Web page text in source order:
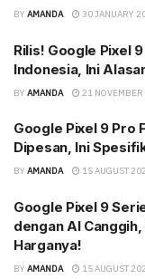
BY AMANDA 30 JANUARY
Rilis! Google Pixel
Indonesia, Ini
BY AMANDA 21
Google Pixel 9 Pro
Dipesan, Ini
BY AMANDA 15 AUGUST
Google Pixel 9
dengan AI
Harganya!
BY AMANDA 15 AUGUST